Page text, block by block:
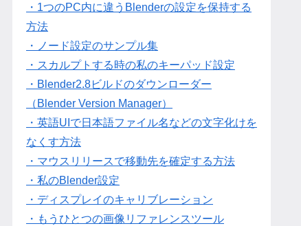
・1つのPC内に違うBlenderの設定を保持する
方法
・ノード設定のサンプル集
・スカルプトする時の私のキーパッド設定
・Blender2.8ビルドのダウンローダー
（Blender Version Manager）
・英語UIで日本語ファイル名などの文字化けを
なくす方法
・マウスリリースで移動先を確定する方法
・私のBlender設定
・ディスプレイのキャリブレーション
・もうひとつの画像リファレンスツール